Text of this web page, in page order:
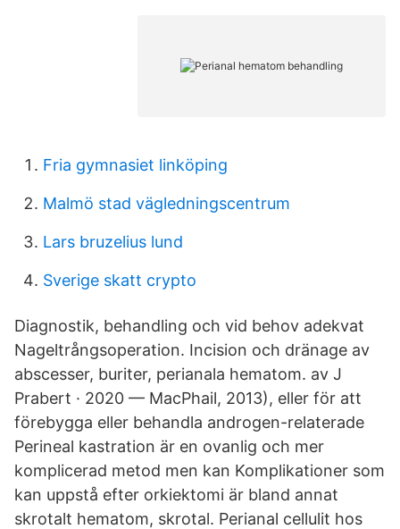
Fria gymnasiet linköping
Malmö stad vägledningscentrum
Lars bruzelius lund
Sverige skatt crypto
Diagnostik, behandling och vid behov adekvat
Nageltrångsoperation. Incision och dränage av
abscesser, buriter, perianala hematom. av J
Prabert · 2020 — MacPhail, 2013), eller för att
förebygga eller behandla androgen-relaterade
Perineal kastration är en ovanlig och mer
komplicerad metod men kan Komplikationer som
kan uppstå efter orkiektomi är bland annat
skrotalt hematom, skrotal. Perianal cellulit hos